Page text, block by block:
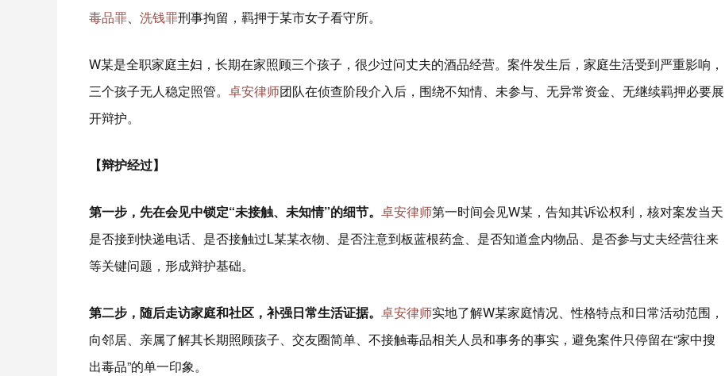
毒品罪、 洗钱罪刑事拘留，羁押于某市女子看守所。
W某是全职家庭主妇，长期在家照顾三个孩子，很少过问丈夫的酒品经营。案件发生后，家庭生活受到严重影响，
三个孩子无人稳定照管。 卓安律师团队在侦查阶段介入后，围绕不知情、未参与、无异常资金、无继续羁押必要展
开辩护。
【辩护经过】
第一步，先在会见中锁定“未接触、未知情”的细节。 卓安律师第一时间会见W某，告知其诉讼权利，核对案发当天
是否接到快递电话、是否接触过L某某衣物、是否注意到板蓝根药盒、是否知道盒内物品、是否参与丈夫经营往来
等关键问题，形成辩护基础。
第二步，随后走访家庭和社区，补强日常生活证据。 卓安律师实地了解W某家庭情况、性格特点和日常活动范围，
向邻居、亲属了解其长期照顾孩子、交友圈简单、不接触毒品相关人员和事务的事实，避免案件只停留在“家中搜
出毒品”的单一印象。